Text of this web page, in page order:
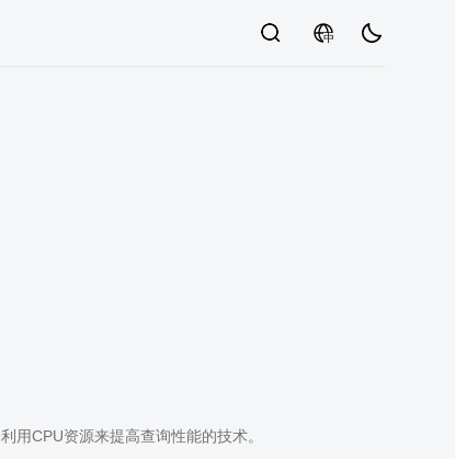
中
用CPU资源来提高查询性能的技术。